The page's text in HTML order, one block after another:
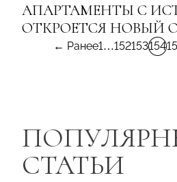
АПАРТАМЕНТЫ С
ОТКРОЕТСЯ НОВЫЙ
← Ранее1…152153154
СТАТЬИ